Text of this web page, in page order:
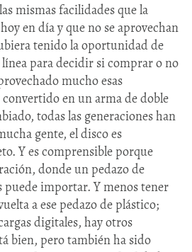
mismas facilidades que la
en día y que no se aprovechan
tenido la oportunidad de
para decidir si comprar o no
mucho esas
en un arma de doble
todas las generaciones han
gente, el disco es
Y es comprensible porque
donde un pedazo de
puede importar. Y menos tener
a ese pedazo de plástico;
digitales, hay otros
bien, pero también ha sido